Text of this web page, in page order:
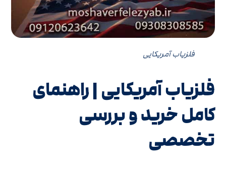
فلزیاب آمریکایی
فلزیاب آمریکایی | راهنمای
کامل خرید و بررسی
تخصصی